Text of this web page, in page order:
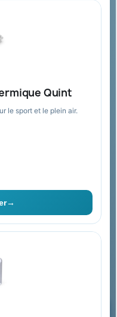
Quint
le sport et le plein air.
→